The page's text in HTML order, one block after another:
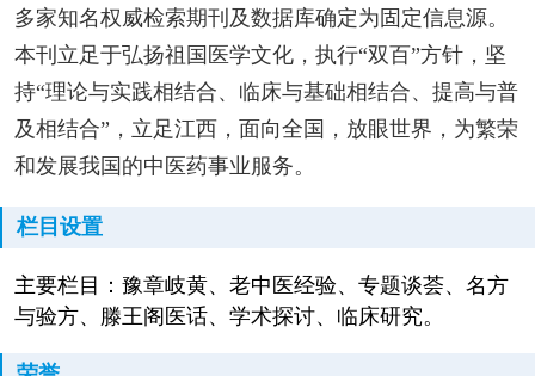
多家知名权威检索期刊及数据库确定为固定信息源。
本刊立足于弘扬祖国医学文化，执行“双百”方针，坚
持“理论与实践相结合、临床与基础相结合、提高与普
及相结合”，立足江西，面向全国，放眼世界，为繁荣
和发展我国的中医药事业服务。
栏目设置
主要栏目：豫章岐黄、老中医经验、专题谈荟、名方
与验方、滕王阁医话、学术探讨、临床研究。